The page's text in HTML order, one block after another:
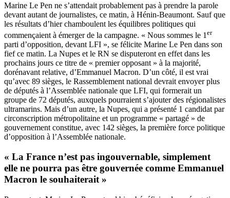
Marine Le Pen ne s’attendait probablement pas à prendre la parole
devant autant de journalistes, ce matin, à Hénin-Beaumont. Sauf que
les résultats d’hier chamboulent les équilibres politiques qui
commençaient à émerger de la campagne. « Nous sommes le 1 er
parti d’opposition, devant LFI », se félicite Marine Le Pen dans son
fief ce matin. La Nupes et le RN se disputeront en effet dans les
prochains jours ce titre de « premier opposant » à la majorité,
dorénavant relative, d’Emmanuel Macron. D’un côté, il est vrai
qu’avec 89 sièges, le Rassemblement national devrait envoyer plus
de députés à l’Assemblée nationale que LFI, qui formerait un
groupe de 72 députés, auxquels pourraient s’ajouter des régionalistes
ultramarins. Mais d’un autre, la Nupes, qui a présenté 1 candidat par
circonscription métropolitaine et un programme « partagé » de
gouvernement constitue, avec 142 sièges, la première force politique
d’opposition à l’Assemblée nationale.
« La France n’est pas ingouvernable, simplement
elle ne pourra pas être gouvernée comme Emmanuel
Macron le souhaiterait »